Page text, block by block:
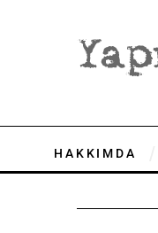
HAKKIMDA